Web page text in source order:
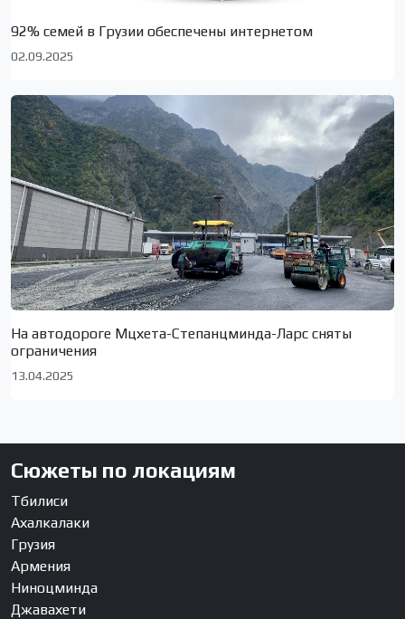
92% семей в Грузии обеспечены интернетом
02.09.2025
На автодороге Мцхета-Степанцминда-Ларс сняты
ограничения
13.04.2025
Сюжеты по локациям
Тбилиси
Ахалкалаки
Грузия
Армения
Ниноцминда
Джавахети